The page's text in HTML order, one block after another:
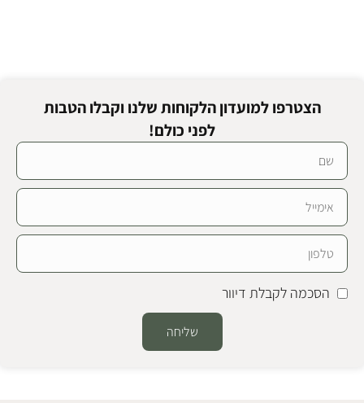
הצטרפו למועדון הלקוחות שלנו וקבלו הטבות
לפני כולם!
הסכמה לקבלת דיוור
שליחה